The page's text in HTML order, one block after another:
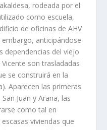
rodeada por el
como escuela,
de oficinas de AHV
anticipándose
dependencias del viejo
son trasladadas
se construirá en la
Aparecen las primeras
Juan y Arana, las
como tal en
viviendas que